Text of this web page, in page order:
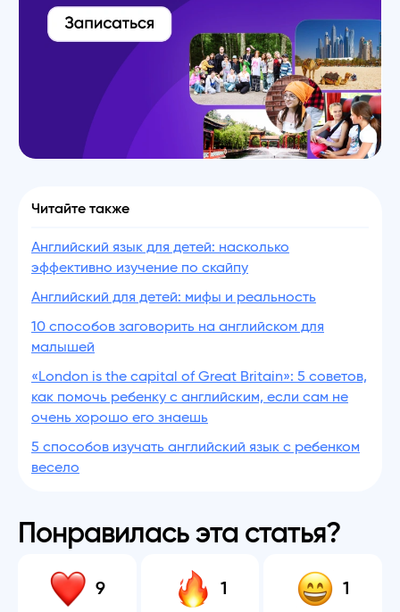
Читайте также
Английский язык для детей: насколько
эффективно изучение по скайпу
Английский для детей: мифы и реальность
10 способов заговорить на английском для
малышей
«London is the capital of Great Britain»: 5 советов,
как помочь ребенку с английским, если сам не
очень хорошо его знаешь
5 способов изучать английский язык с ребенком
весело
Понравилась эта статья?
9 1 1